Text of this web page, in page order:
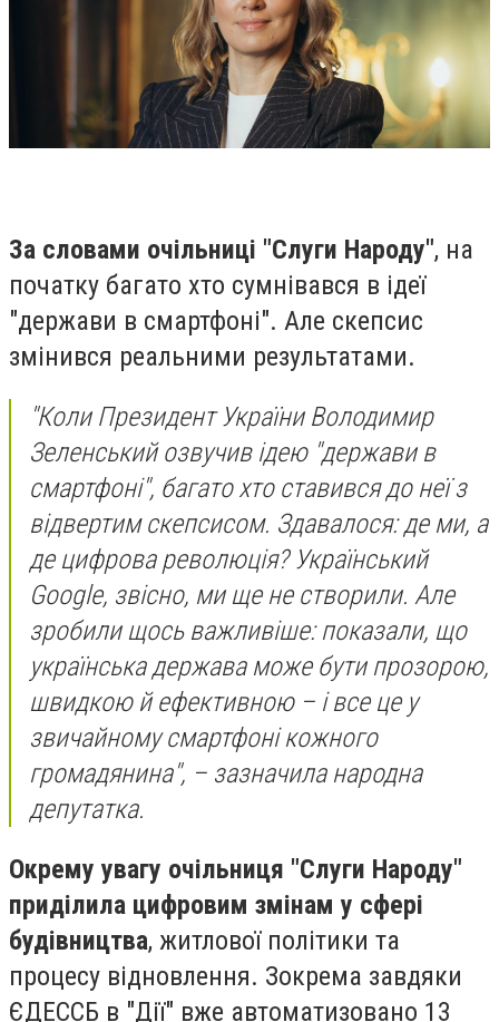
За словами очільниці "Слуги Народу", на
початку багато хто сумнівався в ідеї
"держави в смартфоні". Але скепсис
змінився реальними результатами.
"Коли Президент України Володимир
Зеленський озвучив ідею "держави в
смартфоні", багато хто ставився до неї з
відвертим скепсисом. Здавалося: де ми, а
де цифрова революція? Український
Google, звісно, ми ще не створили. Але
зробили щось важливіше: показали, що
українська держава може бути прозорою,
швидкою й ефективною – і все це у
звичайному смартфоні кожного
громадянина", – зазначила народна
депутатка.
Окрему увагу очільниця "Слуги Народу"
приділила цифровим змінам у сфері
будівництва, житлової політики та
процесу відновлення. Зокрема завдяки
ЄДЕССБ в "Дії" вже автоматизовано 13